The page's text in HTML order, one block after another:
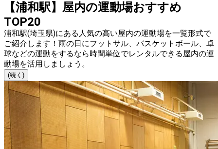
【浦和駅】屋内の運動場おすすめ
TOP20
浦和駅(埼玉県)にある人気の高い屋内の運動場を一覧形式で
ご紹介します！雨の日にフットサル、バスケットボール、卓
球などの運動をするなら時間単位でレンタルできる屋内の運
動場を活用しましょう。
(続く)